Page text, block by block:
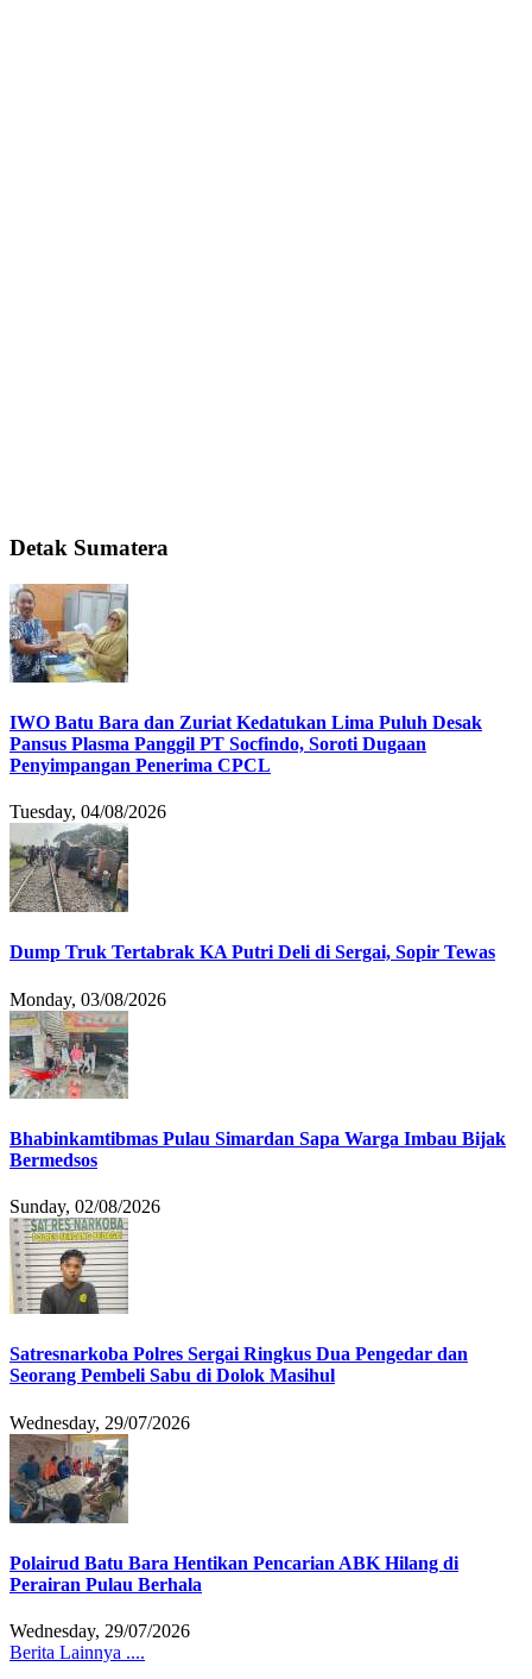
Detak Sumatera
IWO Batu Bara dan Zuriat Kedatukan Lima Puluh Desak
Pansus Plasma Panggil PT Socfindo, Soroti Dugaan
Penyimpangan Penerima CPCL
Tuesday, 04/08/2026
Dump Truk Tertabrak KA Putri Deli di Sergai, Sopir Tewas
Monday, 03/08/2026
Bhabinkamtibmas Pulau Simardan Sapa Warga Imbau Bijak
Bermedsos
Sunday, 02/08/2026
Satresnarkoba Polres Sergai Ringkus Dua Pengedar dan
Seorang Pembeli Sabu di Dolok Masihul
Wednesday, 29/07/2026
Polairud Batu Bara Hentikan Pencarian ABK Hilang di
Perairan Pulau Berhala
Wednesday, 29/07/2026
Berita Lainnya ....